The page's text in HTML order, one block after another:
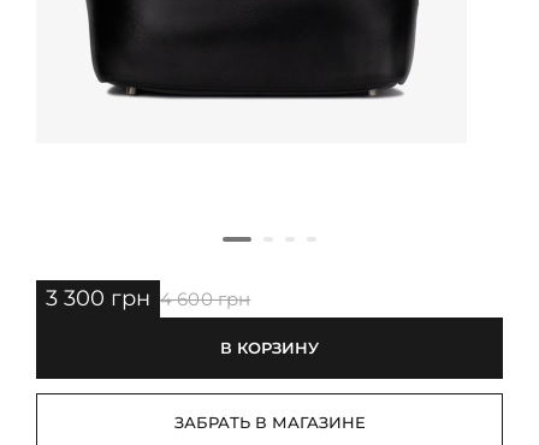
3 300 грн 4 600 грн
В КОРЗИНУ
ЗАБРАТЬ В МАГАЗИНЕ